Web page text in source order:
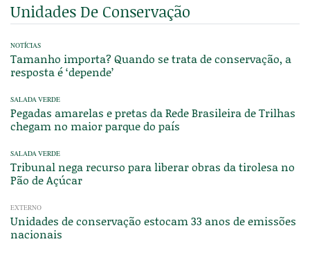
Unidades De Conservação
NOTÍCIAS
Tamanho importa? Quando se trata de conservação, a
resposta é ‘depende’
SALADA VERDE
Pegadas amarelas e pretas da Rede Brasileira de Trilhas
chegam no maior parque do país
SALADA VERDE
Tribunal nega recurso para liberar obras da tirolesa no
Pão de Açúcar
EXTERNO
Unidades de conservação estocam 33 anos de emissões
nacionais